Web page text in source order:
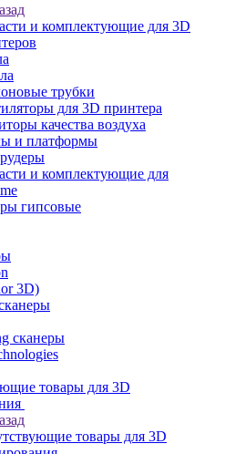
и комплектующие для 3D
трубки
для 3D принтера
качества воздуха
и платформы
и комплектующие для
гипсовые
3D)
сканеры
товары для 3D
товары для 3D